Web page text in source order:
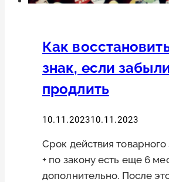
Как
знак, если
продлить
10.11.202310.11.2023
Срок действия
+ по закону есть еще 6
дополнительно. После